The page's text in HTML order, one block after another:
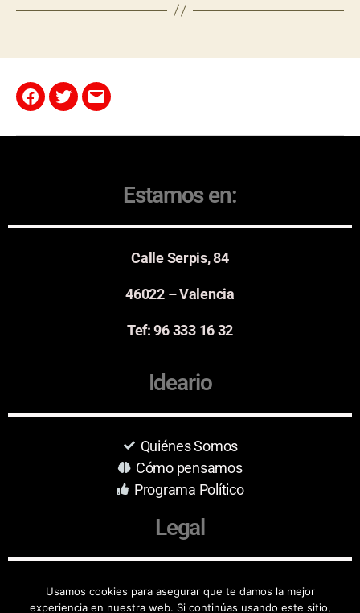
Estamos en:
Calle Serpis, 84
46022 – Valencia
Tef: 96 333 16 32
Ideario
Quiénes Somos
Cómo pensamos
Programa Político
Legal
Aviso Legal
Usamos cookies para asegurar que te damos la mejor
experiencia en nuestra web. Si continúas usando este sitio,